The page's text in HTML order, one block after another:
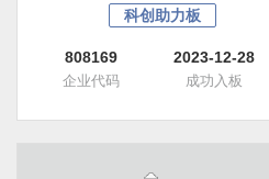
科创助力板
808169
企业代码
2023-12-28
成功入板